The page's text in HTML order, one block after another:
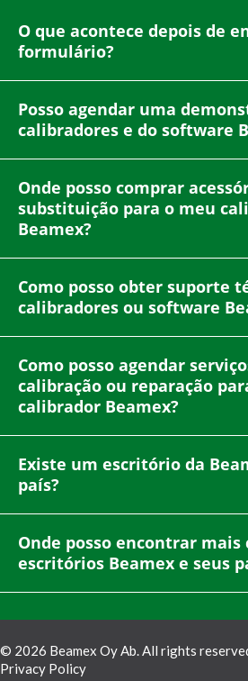
O que acontece depois de
formulário?
Posso agendar uma
calibradores e do software
Onde posso comprar
substituição para o meu
Beamex?
Como posso obter suporte
calibradores ou software
Como posso agendar
calibração ou reparação
calibrador Beamex?
Existe um escritório da
país?
Onde posso encontrar mais
escritórios Beamex e seus
© 2026 Beamex Oy Ab. All rights
Privacy Policy